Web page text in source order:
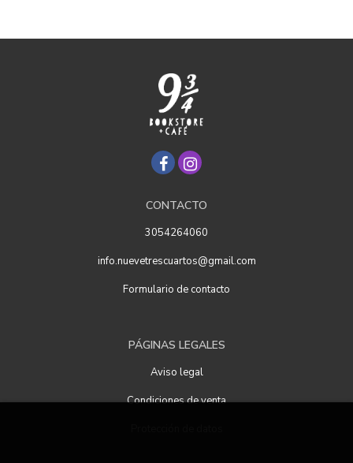
CONTACTO
3054264060
info.nuevetrescuartos@gmail.com
Formulario de contacto
PÁGINAS LEGALES
Aviso legal
Condiciones de venta